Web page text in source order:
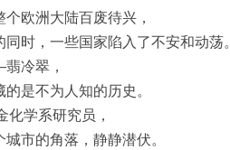
欧洲大陆百废待兴，
时，一些国家陷入了不安和动荡。
冷翠，
是不为人知的历史。
化学系研究员，
市的角落，静静潜伏。